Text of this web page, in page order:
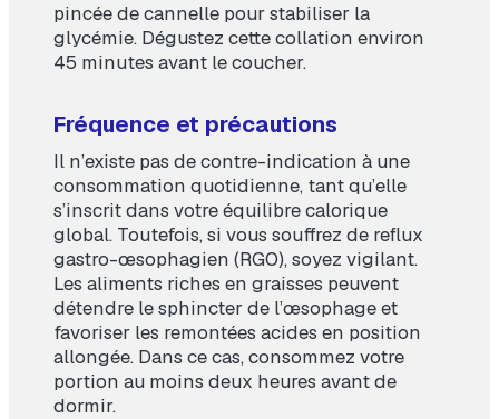
pincée de cannelle pour stabiliser la
glycémie. Dégustez cette collation environ
45 minutes avant le coucher.
Fréquence et précautions
Il n’existe pas de contre-indication à une
consommation quotidienne, tant qu’elle
s’inscrit dans votre équilibre calorique
global. Toutefois, si vous souffrez de reflux
gastro-œsophagien (RGO), soyez vigilant.
Les aliments riches en graisses peuvent
détendre le sphincter de l’œsophage et
favoriser les remontées acides en position
allongée. Dans ce cas, consommez votre
portion au moins deux heures avant de
dormir.